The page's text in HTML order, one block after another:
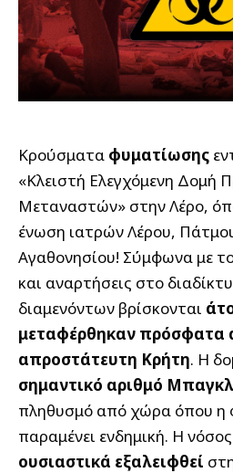
Κρούσματα φυματίωσης
«Κλειστή Ελεγχόμενη Δομή
Μεταναστών» στην Λέρο,
ένωση ιατρών Λέρου,
Αγαθονησίου! Σύμφωνα με
και αναρτήσεις στο
διαμενόντων βρίσκονται
μεταφέρθηκαν πρόσφατα
απροστάτευτη Κρήτη. Η
σημαντικό αριθμό
πληθυσμό από χώρα όπου η
παραμένει ενδημική. Η
ουσιαστικά εξαλειφθεί